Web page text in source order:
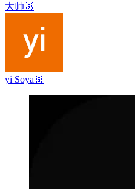
大帅 🥈
yi Soya 🥉